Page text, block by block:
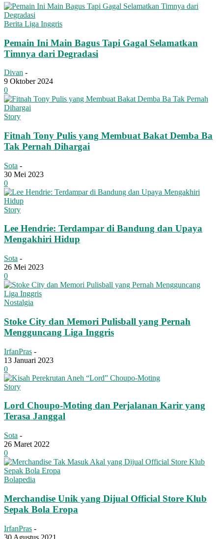
Berita Liga Inggris
Pemain Ini Main Bagus Tapi Gagal Selamatkan
Timnya dari Degradasi
Divan -
9 Oktober 2024
0
Story
Fitnah Tony Pulis yang Membuat Bakat Demba Ba
Tak Pernah Dihargai
Sota -
30 Mei 2023
0
Story
Lee Hendrie: Terdampar di Bandung dan Upaya
Mengakhiri Hidup
Sota -
26 Mei 2023
0
Nostalgia
Stoke City dan Memori Pulisball yang Pernah
Mengguncang Liga Inggris
IrfanPras -
13 Januari 2023
0
Story
Lord Choupo-Moting dan Perjalanan Karir yang
Terasa Janggal
Sota -
26 Maret 2022
0
Bolapedia
Merchandise Unik yang Dijual Official Store Klub
Sepak Bola Eropa
IrfanPras -
30 Agustus 2021